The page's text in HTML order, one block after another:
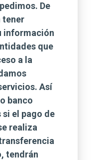
De
tener
información
que
a la
Así
banco
el pago de
realiza
tendrán